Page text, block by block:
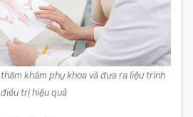
khám phụ khoa và đưa ra liệu trình
điều trị hiệu quả